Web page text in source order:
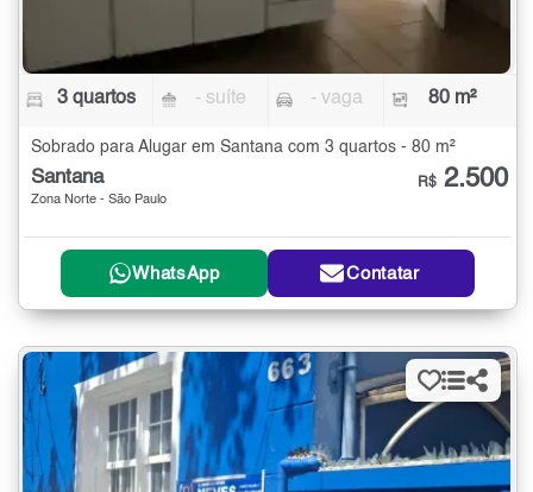
3 quartos - suíte - vaga 80 m²
Sobrado para Alugar em Santana com 3 quartos - 80 m²
Santana
Zona Norte - São Paulo
R$ 2.500
WhatsApp Contatar